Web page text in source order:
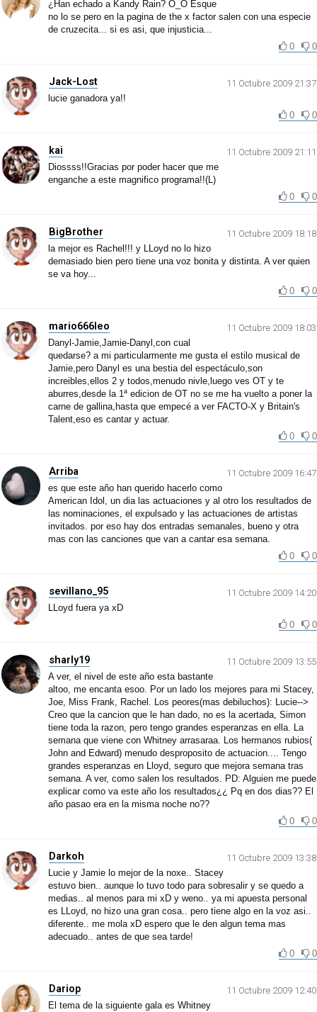
¿Han echado a Kandy Rain? O_O Esque
no lo se pero en la pagina de the x factor salen con una especie
de cruzecita... si es asi, que injusticia...
0
0
Jack-Lost
11 Octubre 2009 21:37
lucie ganadora ya!!
0
0
kai
11 Octubre 2009 21:11
Diossss!!Gracias por poder hacer que me
enganche a este magnifico programa!!(L)
0
0
BigBrother
11 Octubre 2009 18:18
la mejor es Rachel!!! y LLoyd no lo hizo
demasiado bien pero tiene una voz bonita y distinta. A ver quien
se va hoy...
0
0
mario666leo
11 Octubre 2009 18:03
Danyl-Jamie,Jamie-Danyl,con cual
quedarse? a mi particularmente me gusta el estilo musical de
Jamie,pero Danyl es una bestia del espectáculo,son
increibles,ellos 2 y todos,menudo nivle,luego ves OT y te
aburres,desde la 1ª edicion de OT no se me ha vuelto a poner la
carne de gallina,hasta que empecé a ver FACTO-X y Britain's
Talent,eso es cantar y actuar.
0
0
Arriba
11 Octubre 2009 16:47
es que este año han querido hacerlo como
American Idol, un dia las actuaciones y al otro los resultados de
las nominaciones, el expulsado y las actuaciones de artistas
invitados. por eso hay dos entradas semanales, bueno y otra
mas con las canciones que van a cantar esa semana.
0
0
sevillano_95
11 Octubre 2009 14:20
LLoyd fuera ya xD
0
0
sharly19
11 Octubre 2009 13:55
A ver, el nivel de este año esta bastante
altoo, me encanta esoo. Por un lado los mejores para mi Stacey,
Joe, Miss Frank, Rachel. Los peores(mas debiluchos): Lucie-->
Creo que la cancion que le han dado, no es la acertada, Simon
tiene toda la razon, pero tengo grandes esperanzas en ella. La
semana que viene con Whitney arrasaraa. Los hermanos rubios(
John and Edward) menudo desproposito de actuacion.... Tengo
grandes esperanzas en Lloyd, seguro que mejora semana tras
semana. A ver, como salen los resultados. PD: Alguien me puede
explicar como va este año los resultados¿¿ Pq en dos dias?? El
año pasao era en la misma noche no??
0
0
Darkoh
11 Octubre 2009 13:38
Lucie y Jamie lo mejor de la noxe.. Stacey
estuvo bien.. aunque lo tuvo todo para sobresalir y se quedo a
medias.. al menos para mi xD y weno.. ya mi apuesta personal
es LLoyd, no hizo una gran cosa.. pero tiene algo en la voz asi..
diferente.. me mola xD espero que le den algun tema mas
adecuado.. antes de que sea tarde!
0
0
Dariop
11 Octubre 2009 12:40
El tema de la siguiente gala es Whitney